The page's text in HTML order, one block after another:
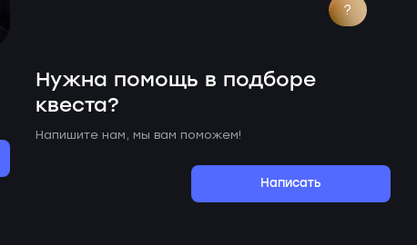
?
Нужна помощь в подборе
квеста?
Напишите нам, мы вам поможем!
Написать